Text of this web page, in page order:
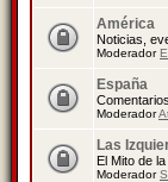
América
Noticias,
Moderador
España
Moderador
Las
El Mito de
Moderador